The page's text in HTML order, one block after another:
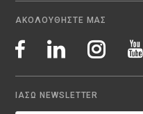
ΑΚΟΛΟΥΘΗΣΤΕ ΜΑΣ
ΙΑΣΩ NEWSLETTER